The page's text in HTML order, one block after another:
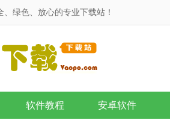
绿色、放心的专业下载站！
软件教程 安卓软件